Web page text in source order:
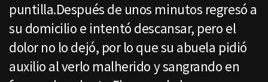
puntilla.Después de unos minutos regresó a
su domicilio e intentó descansar, pero el
dolor no lo dejó, por lo que su abuela pidió
auxilio al verlo malherido y sangrando en